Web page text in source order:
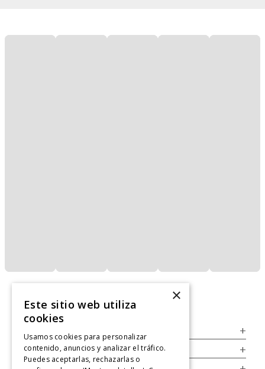
+
Legal +
×
Este sitio web utiliza
cookies
Usamos cookies para personalizar
contenido, anuncios y analizar el tráfico.
Puedes aceptarlas, rechazarlas o